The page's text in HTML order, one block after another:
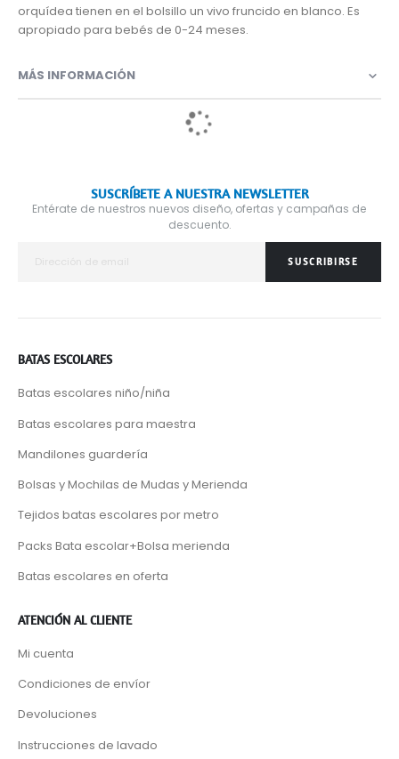
orquídea tienen en el bolsillo un vivo fruncido en blanco. Es
apropiado para bebés de 0-24 meses.
MÁS INFORMACIÓN
SUSCRÍBETE A NUESTRA NEWSLETTER
Entérate de nuestros nuevos diseño, ofertas y campañas de
descuento.
SUSCRIBIRSE
BATAS ESCOLARES
Batas escolares niño/niña
Batas escolares para maestra
Mandilones guardería
Bolsas y Mochilas de Mudas y Merienda
Tejidos batas escolares por metro
Packs Bata escolar+Bolsa merienda
Batas escolares en oferta
ATENCIÓN AL CLIENTE
Mi cuenta
Condiciones de envíor
Devoluciones
Instrucciones de lavado